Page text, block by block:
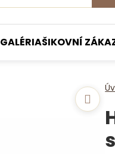
GALÉRIAŠIKOVNÍ